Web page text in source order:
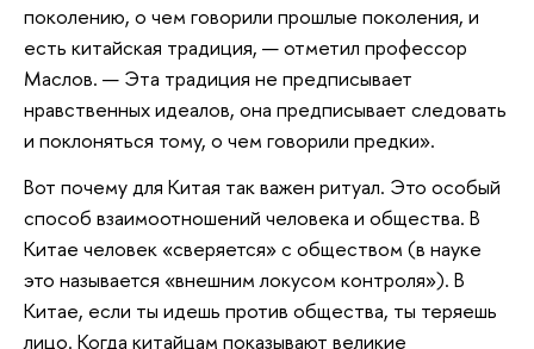
поколению, о чем говорили прошлые поколения, и
есть китайская традиция, — отметил профессор
Маслов. — Эта традиция не предписывает
нравственных идеалов, она предписывает следовать
и поклоняться тому, о чем говорили предки».
Вот почему для Китая так важен ритуал. Это особый
способ взаимоотношений человека и общества. В
Китае человек «сверяется» с обществом (в науке
это называется «внешним локусом контроля»). В
Китае, если ты идешь против общества, ты теряешь
лицо. Когда китайцам показывают великие